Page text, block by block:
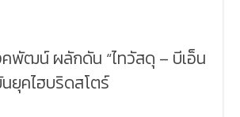
พัฒน์ ผลักดัน “ไทวัสดุ – บีเอ็น
ยุคไฮบริดสโตร์